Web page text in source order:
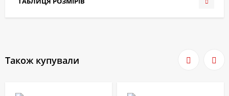
Також купували